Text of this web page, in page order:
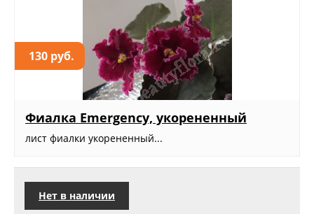
130 руб.
Фиалка Emergency, укорененный
лист фиалки укорененный...
Нет в наличии